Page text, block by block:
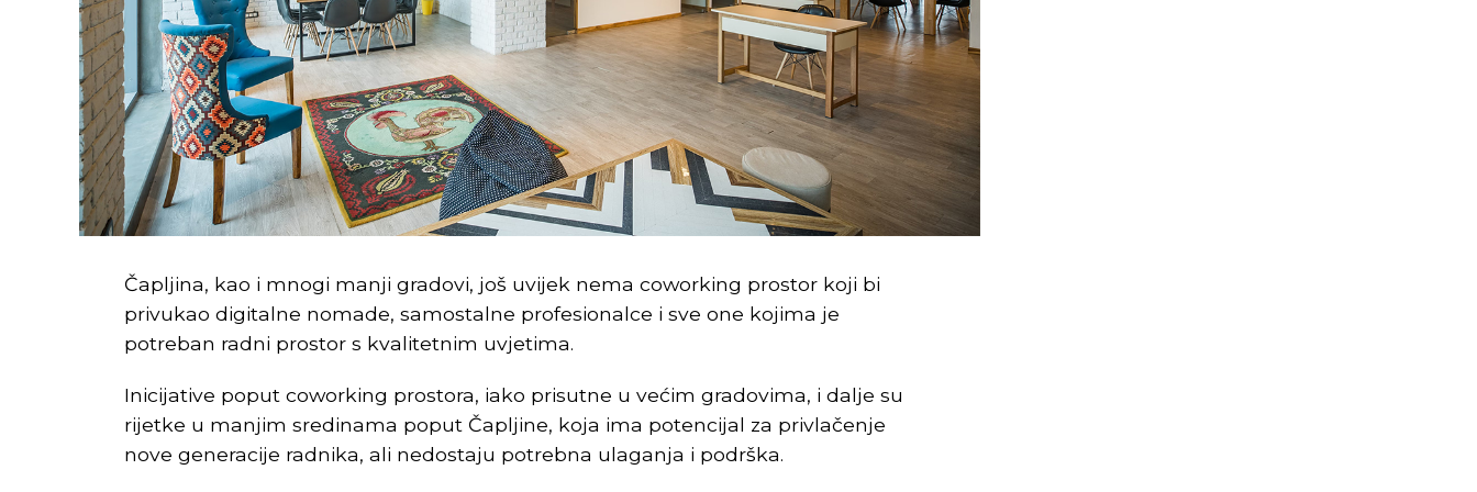
Čapljina, kao i mnogi manji gradovi, još uvijek nema coworking prostor koji bi
privukao digitalne nomade, samostalne profesionalce i sve one kojima je
potreban radni prostor s kvalitetnim uvjetima.
Inicijative poput coworking prostora, iako prisutne u većim gradovima, i dalje su
rijetke u manjim sredinama poput Čapljine, koja ima potencijal za privlačenje
nove generacije radnika, ali nedostaju potrebna ulaganja i podrška.